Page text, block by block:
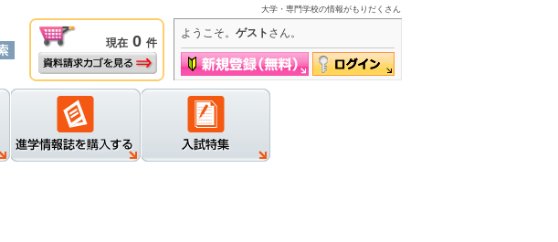
大学・専門学校の情報がもりだくさん
現在 0 件
ログイン
ようこそ。 ゲスト さん。